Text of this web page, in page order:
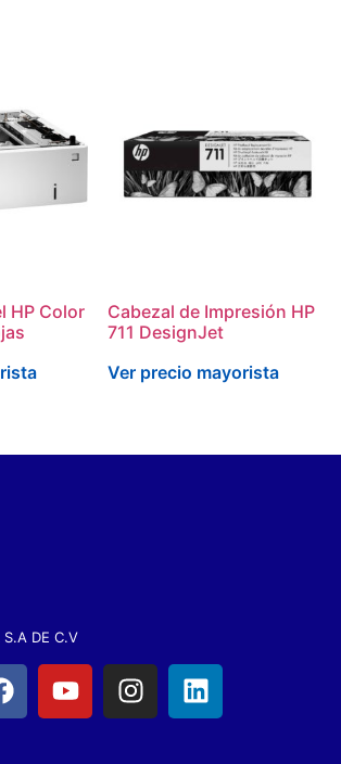
HP Color
Cabezal de Impresión HP
711 DesignJet
Ver precio mayorista
S.A DE C.V